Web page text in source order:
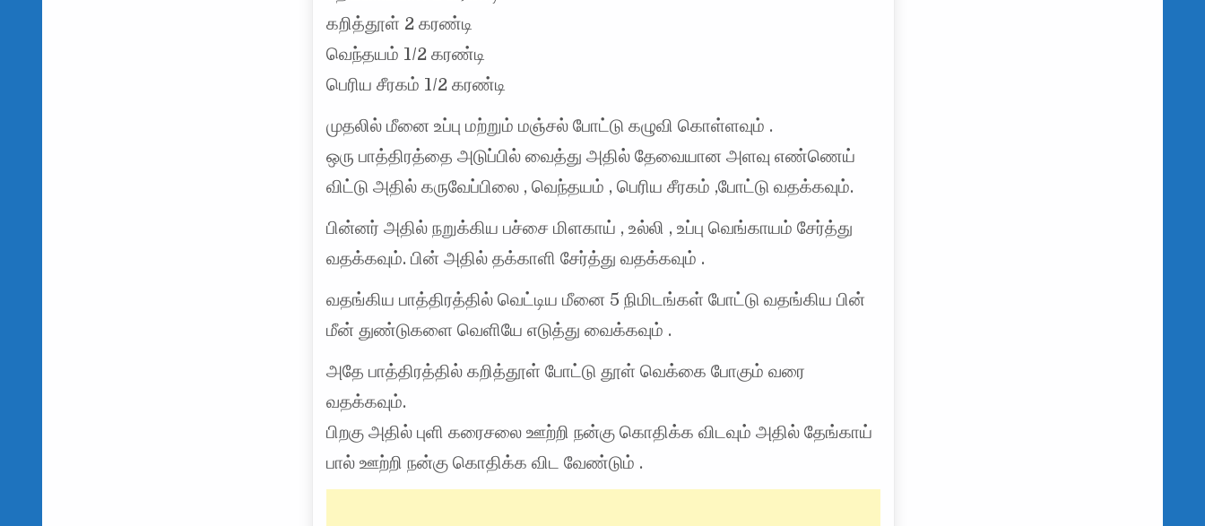
கறித்தூள் 2 கரண்டி
வெந்தயம் 1/2 கரண்டி
பெரிய சீரகம் 1/2 கரண்டி
முதலில் மீனை உப்பு மற்றும் மஞ்சல் போட்டு கழுவி கொள்ளவும் .
ஒரு பாத்திரத்தை அடுப்பில் வைத்து அதில் தேவையான அளவு எண்ணெய்
விட்டு அதில் கருவேப்பிலை , வெந்தயம் , பெரிய சீரகம் ,போட்டு வதக்கவும்.
பின்னர் அதில் நறுக்கிய பச்சை மிளகாய் , உல்லி , உப்பு வெங்காயம் சேர்த்து
வதக்கவும். பின் அதில் தக்காளி சேர்த்து வதக்கவும் .
வதங்கிய பாத்திரத்தில் வெட்டிய மீனை 5 நிமிடங்கள் போட்டு வதங்கிய பின்
மீன் துண்டுகளை வெளியே எடுத்து வைக்கவும் .
அதே பாத்திரத்தில் கறித்தூள் போட்டு தூள் வெக்கை போகும் வரை
வதக்கவும்.
பிறகு அதில் புளி கரைசலை ஊற்றி நன்கு கொதிக்க விடவும் அதில் தேங்காய்
பால் ஊற்றி நன்கு கொதிக்க விட வேண்டும் .